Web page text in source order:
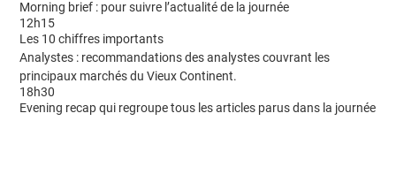
Morning brief : pour suivre l’actualité de la journée
12h15
Les 10 chiffres importants
Analystes : recommandations des analystes couvrant les
principaux marchés du Vieux Continent.
18h30
Evening recap qui regroupe tous les articles parus dans la journée